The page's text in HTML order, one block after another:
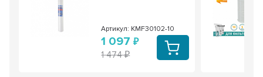
Артикул: KMF30102-10
1 097
1 474